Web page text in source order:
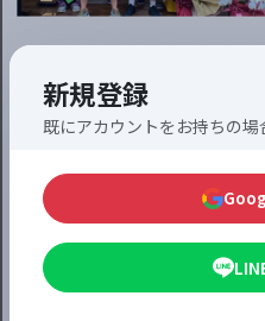
新規登録
既にアカウントをお持ちの場
03/10 プレ
ベント情報
部分があり